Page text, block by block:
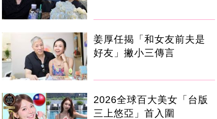
姜厚任揭「和女友前夫是
好友」撇小三傳言
2026全球百大美女「台版
三上悠亞」首入圍